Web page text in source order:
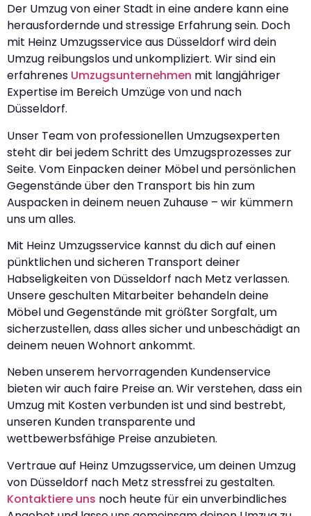
Der Umzug von einer Stadt in eine andere kann eine
herausfordernde und stressige Erfahrung sein. Doch
mit Heinz Umzugsservice aus Düsseldorf wird dein
Umzug reibungslos und unkompliziert. Wir sind ein
erfahrenes Umzugsunternehmen mit langjähriger
Expertise im Bereich Umzüge von und nach
Düsseldorf.
Unser Team von professionellen Umzugsexperten
steht dir bei jedem Schritt des Umzugsprozesses zur
Seite. Vom Einpacken deiner Möbel und persönlichen
Gegenstände über den Transport bis hin zum
Auspacken in deinem neuen Zuhause – wir kümmern
uns um alles.
Mit Heinz Umzugsservice kannst du dich auf einen
pünktlichen und sicheren Transport deiner
Habseligkeiten von Düsseldorf nach Metz verlassen.
Unsere geschulten Mitarbeiter behandeln deine
Möbel und Gegenstände mit größter Sorgfalt, um
sicherzustellen, dass alles sicher und unbeschädigt an
deinem neuen Wohnort ankommt.
Neben unserem hervorragenden Kundenservice
bieten wir auch faire Preise an. Wir verstehen, dass ein
Umzug mit Kosten verbunden ist und sind bestrebt,
unseren Kunden transparente und
wettbewerbsfähige Preise anzubieten.
Vertraue auf Heinz Umzugsservice, um deinen Umzug
von Düsseldorf nach Metz stressfrei zu gestalten.
Kontaktiere uns noch heute für ein unverbindliches